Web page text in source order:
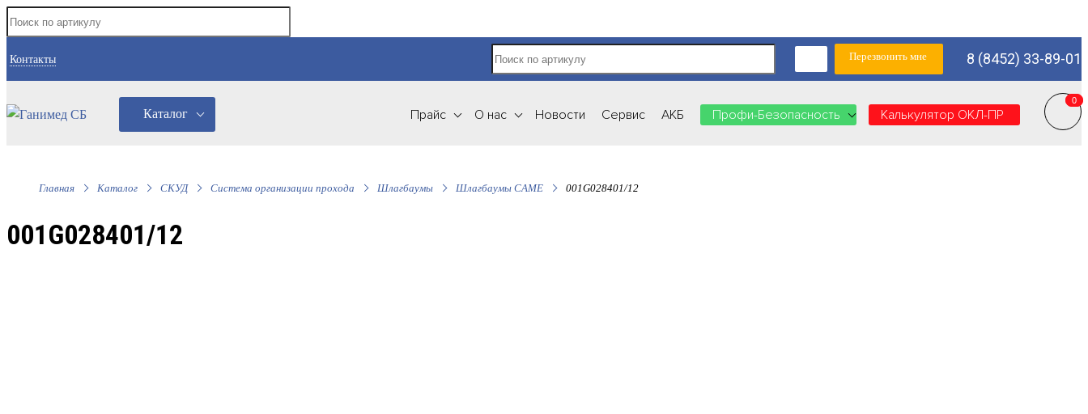
Контакты Перезвонить мне 8 (8452) 33-89-01
0
0
Прайс О нас Новости Сервис АКБ Профи-Безопасность Калькулятор ОКЛ-ПР
Каталог
Главная Каталог СКУД Система организации прохода Шлагбаумы Шлагбаумы CAME 001G028401/12
001G028401/12